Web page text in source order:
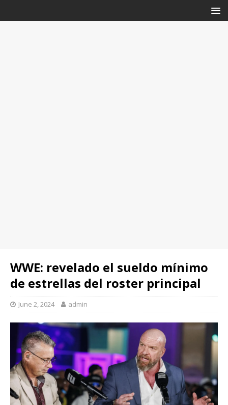
WWE: revelado el sueldo mínimo
de estrellas del roster principal
June 2, 2024 admin